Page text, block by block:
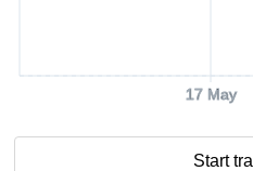
17 May
Start